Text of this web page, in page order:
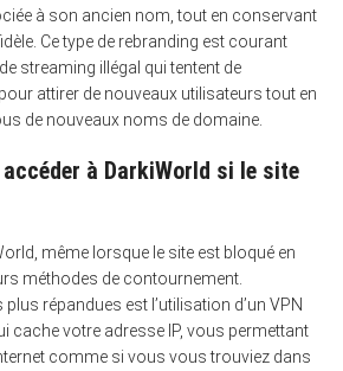
à son ancien nom, tout en conservant
Ce type de rebranding est courant
streaming illégal qui tentent de
attirer de nouveaux utilisateurs tout en
de nouveaux noms de domaine.
à DarkiWorld si le site
même lorsque le site est bloqué en
méthodes de contournement.
plus répandues est l’utilisation d’un VPN
cache votre adresse IP, vous permettant
comme si vous vous trouviez dans